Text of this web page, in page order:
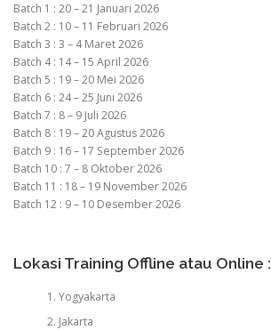
Batch 1 : 20 – 21 Januari 2026
Batch 2 : 10 – 11 Februari 2026
Batch 3 : 3 – 4 Maret 2026
Batch 4 : 14 – 15 April 2026
Batch 5 : 19 – 20 Mei 2026
Batch 6 : 24 – 25 Juni 2026
Batch 7 : 8 – 9 Juli 2026
Batch 8 : 19 – 20 Agustus 2026
Batch 9 : 16 – 17 September 2026
Batch 10 : 7 – 8 Oktober 2026
Batch 11 : 18 – 19 November 2026
Batch 12 : 9 – 10 Desember 2026
Lokasi Training Offline atau Online :
Yogyakarta
Jakarta